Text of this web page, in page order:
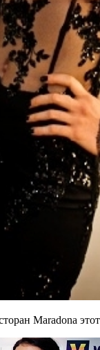
Maradona